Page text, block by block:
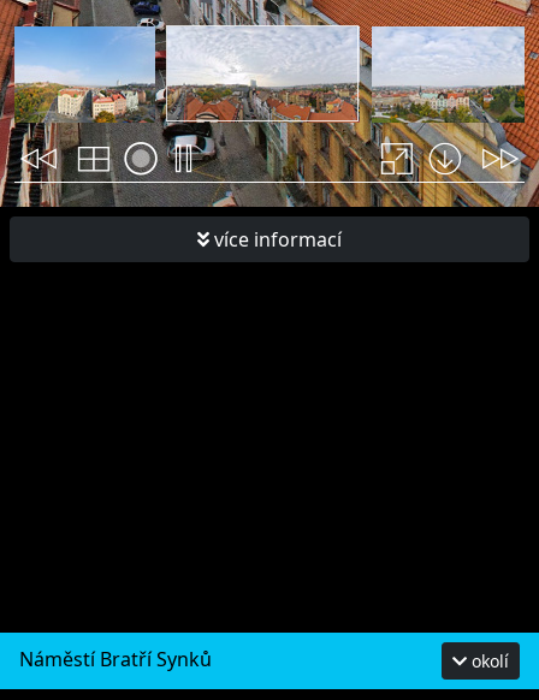
více informací
Náměstí Bratří Synků okolí